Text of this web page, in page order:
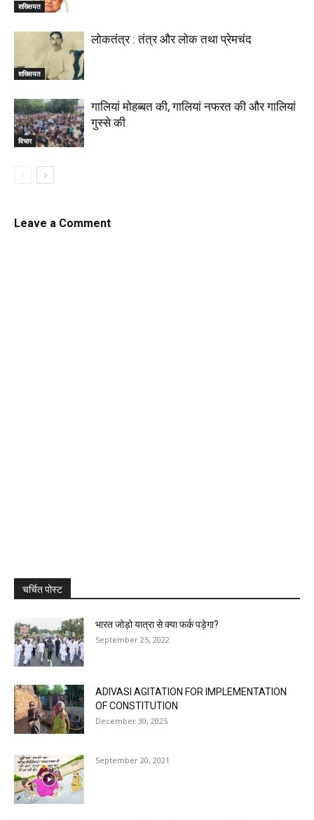
शख्सियत
शख्सियत
लोकतंत्र : तंत्र और लोक तथा प्रेमचंद
विचार
गालियां मोहब्बत की, गालियां नफरत की और गालियां
गुस्से की
Leave a Comment
चर्चित पोस्ट
भारत जोड़ो यात्रा से क्या फर्क पड़ेगा?
September 25, 2022
ADIVASI AGITATION FOR IMPLEMENTATION
OF CONSTITUTION
December 30, 2025
September 20, 2021